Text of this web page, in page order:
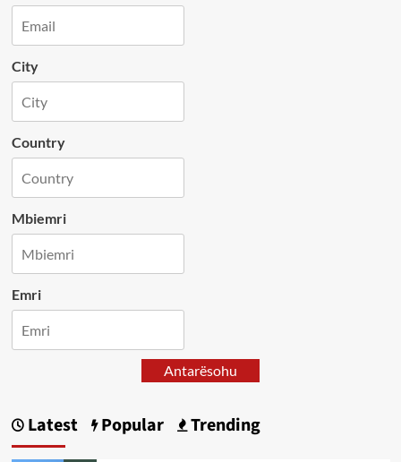
City
Country
Mbiemri
Emri
Antarësohu
Latest Popular Trending